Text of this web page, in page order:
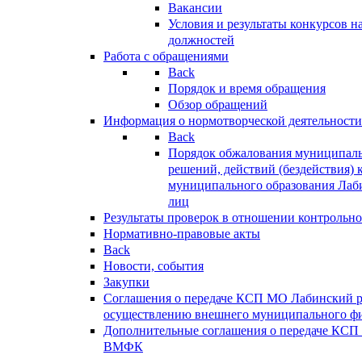
Вакансии
Условия и результаты конкурсов
должностей
Работа с обращениями
Back
Порядок и время обращения
Обзор обращений
Информация о нормотворческой деятельности
Back
Порядок обжалования
решений, действий (бездействия)
муниципального образования
лиц
Результаты проверок в отношении
Нормативно-правовые акты
Back
Новости, события
Закупки
Соглашения о передаче КСП МО Лабинский
осуществлению внешнего муниципального
Дополнительные соглашения о передаче
ВМФК